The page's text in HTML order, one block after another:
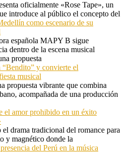
oficialmente «Rose Tape», un
introduce al público el concepto del
como escenario de su
española MAPY B sigue
dentro de la escena musical
propuesta
y convierte el
musical
propuesta vibrante que combina
acompañada de una producción
el amor prohibido en un éxito
drama tradicional del romance para
y magnético donde la
del Perú en la música